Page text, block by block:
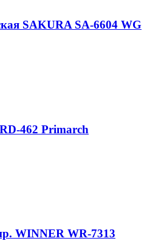
SAKURA SA-6604 WG
462 Primarch
WINNER WR-7313